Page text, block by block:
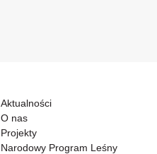
Aktualności
O nas
Projekty
Narodowy Program Leśny